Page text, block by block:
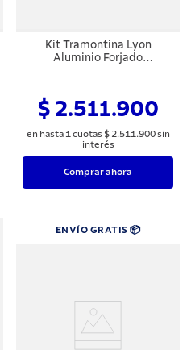
Kit Tramontina Lyon
Aluminio Forjado
$ 2.511.900
en hasta 1 cuotas $ 2.511 .900sin
interés
Comprar ahora
ENVÍO GRATIS 📦